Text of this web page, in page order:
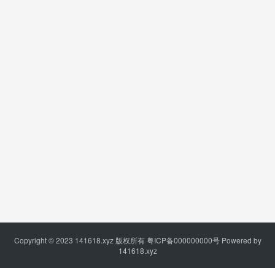
Copyright © 2023 141618.xyz版权所有粤ICP备000000000号Powered by
141618.xyz